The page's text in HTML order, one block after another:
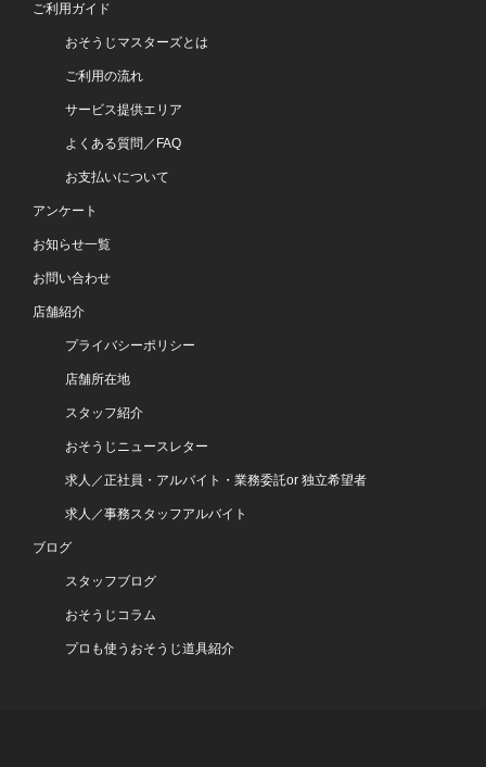
ご利用ガイド
おそうじマスターズとは
ご利用の流れ
サービス提供エリア
よくある質問／FAQ
お支払いについて
アンケート
お知らせ一覧
お問い合わせ
店舗紹介
プライバシーポリシー
店舗所在地
スタッフ紹介
おそうじニュースレター
求人／正社員・アルバイト・業務委託or 独立希望者
求人／事務スタッフアルバイト
ブログ
スタッフブログ
おそうじコラム
プロも使うおそうじ道具紹介